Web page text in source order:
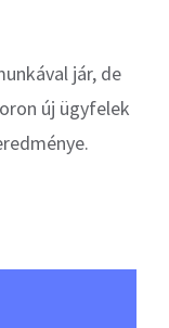
jár, de
új ügyfelek